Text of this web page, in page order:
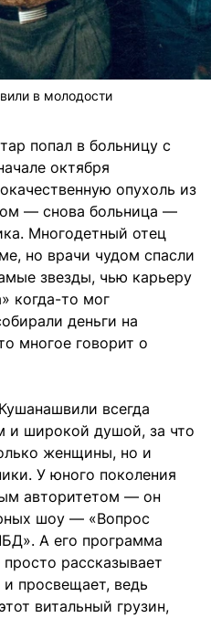
в молодости
попал в больницу с
октября
опухоль из
— снова больница —
Многодетный отец
но врачи чудом спасли
звезды, чью карьеру
когда-то мог
деньги на
многое говорит о
всегда
и широкой душой, за что
женщины, но и
У юного поколения
авторитетом — он
шоу — «Вопрос
А его программа
рассказывает
просвещает, ведь
витальный грузин,